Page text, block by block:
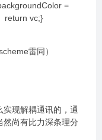
=
return vc;}
雷同）
现解耦通讯的，通
然尚有比力深条理分